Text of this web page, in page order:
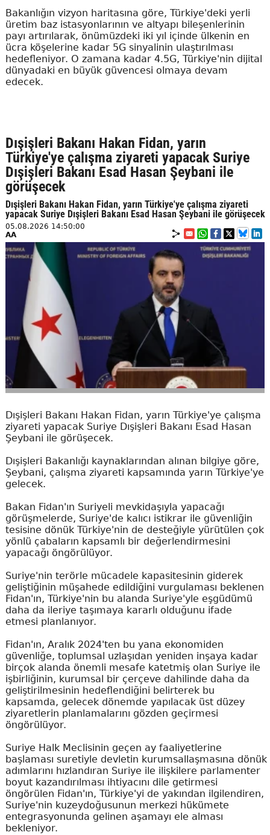
Bakanlığın vizyon haritasına göre, Türkiye'deki yerli
üretim baz istasyonlarının ve altyapı bileşenlerinin
payı artırılarak, önümüzdeki iki yıl içinde ülkenin en
ücra köşelerine kadar 5G sinyalinin ulaştırılması
hedefleniyor. O zamana kadar 4.5G, Türkiye'nin dijital
dünyadaki en büyük güvencesi olmaya devam
edecek.
Dışişleri Bakanı Hakan Fidan, yarın
Türkiye'ye çalışma ziyareti yapacak Suriye
Dışişleri Bakanı Esad Hasan Şeybani ile
görüşecek
Dışişleri Bakanı Hakan Fidan, yarın Türkiye'ye çalışma ziyareti
yapacak Suriye Dışişleri Bakanı Esad Hasan Şeybani ile görüşecek
05.08.2026 14:50:00
AA
Dışişleri Bakanı Hakan Fidan, yarın Türkiye'ye çalışma
ziyareti yapacak Suriye Dışişleri Bakanı Esad Hasan
Şeybani ile görüşecek.
Dışişleri Bakanlığı kaynaklarından alınan bilgiye göre,
Şeybani, çalışma ziyareti kapsamında yarın Türkiye'ye
gelecek.
Bakan Fidan'ın Suriyeli mevkidaşıyla yapacağı
görüşmelerde, Suriye'de kalıcı istikrar ile güvenliğin
tesisine dönük Türkiye'nin de desteğiyle yürütülen çok
yönlü çabaların kapsamlı bir değerlendirmesini
yapacağı öngörülüyor.
Suriye'nin terörle mücadele kapasitesinin giderek
geliştiğinin müşahede edildiğini vurgulaması beklenen
Fidan'ın, Türkiye'nin bu alanda Suriye'yle eşgüdümü
daha da ileriye taşımaya kararlı olduğunu ifade
etmesi planlanıyor.
Fidan'ın, Aralık 2024'ten bu yana ekonomiden
güvenliğe, toplumsal uzlaşıdan yeniden inşaya kadar
birçok alanda önemli mesafe katetmiş olan Suriye ile
işbirliğinin, kurumsal bir çerçeve dahilinde daha da
geliştirilmesinin hedeflendiğini belirterek bu
kapsamda, gelecek dönemde yapılacak üst düzey
ziyaretlerin planlamalarını gözden geçirmesi
öngörülüyor.
Suriye Halk Meclisinin geçen ay faaliyetlerine
başlaması suretiyle devletin kurumsallaşmasına dönük
adımlarını hızlandıran Suriye ile ilişkilere parlamenter
boyut kazandırılması ihtiyacını dile getirmesi
öngörülen Fidan'ın, Türkiye'yi de yakından ilgilendiren,
Suriye'nin kuzeydoğusunun merkezi hükümete
entegrasyonunda gelinen aşamayı ele alması
bekleniyor.